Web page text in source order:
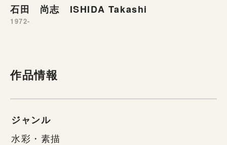
石田 尚志 ISHIDA Takashi
1972-
作品情報
ジャンル
水彩・素描